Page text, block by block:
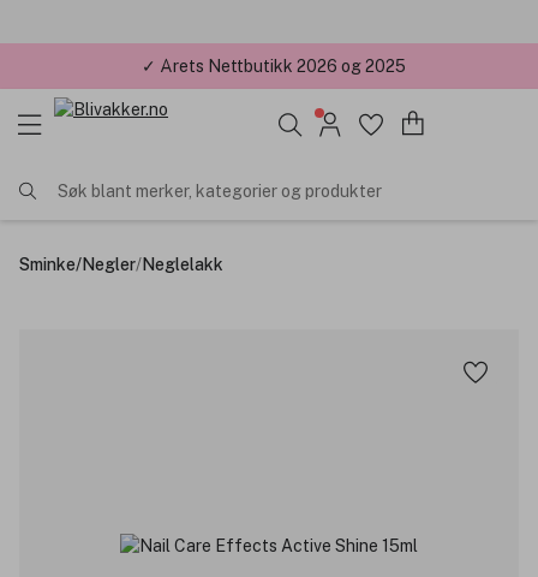
✓ Årets Nettbutikk 2026 og 2025
Søk blant merker, kategorier og produkter
Sminke/Negler/Neglelakk